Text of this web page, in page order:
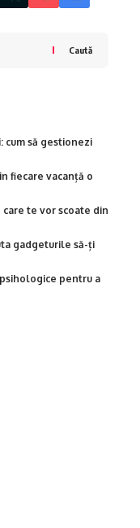
Caută
să gestionezi
fiecare vacanță o
te vor scoate din
gadgeturile să-ți
pentru a